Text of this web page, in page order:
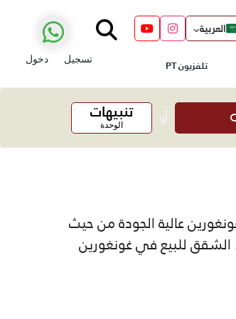
العربية
تلفزيون PT تسجيل دخول
أو تنبيهات
الوحدة
عالية الجودة من حيث
الشقق للبيع في غونغورين